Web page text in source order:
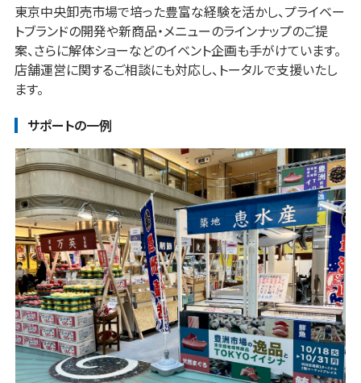
東京中央卸売市場で培った豊富な経験を活かし、プライベー
トブランドの開発や新商品・メニューのラインナップのご提
案、さらに解体ショーなどのイベント企画も手がけています。
店舗運営に関するご相談にも対応し、トータルで支援いたし
ます。
サポートの一例